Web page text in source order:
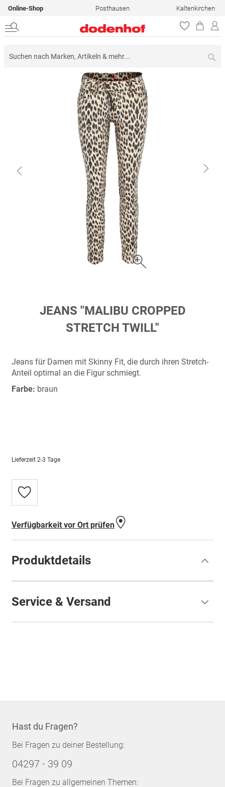
Online-Shop Posthausen Kaltenkirchen
JEANS "MALIBU CROPPED
STRETCH TWILL"
Jeans für Damen mit Skinny Fit, die durch ihren Stretch-
Anteil optimal an die Figur schmiegt.
Farbe: braun
Lieferzeit 2-3 Tage
Zur
Wunschliste
Verfügbarkeit vor Ort prüfen
Produktdetails
Service & Versand
Hast du Fragen?
Bei Fragen zu deiner Bestellung:
04297 - 39 09
Bei Fragen zu allgemeinen Themen: